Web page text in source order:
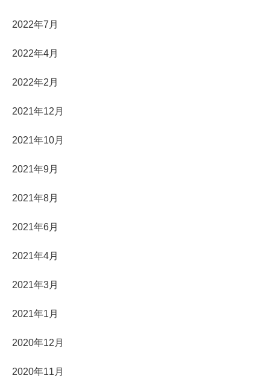
2022年7月
2022年4月
2022年2月
2021年12月
2021年10月
2021年9月
2021年8月
2021年6月
2021年4月
2021年3月
2021年1月
2020年12月
2020年11月